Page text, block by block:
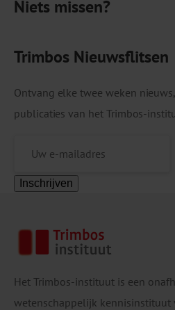
Niets missen?
Trimbos Nieuwsflitsen
Ontvang elke twee weken
publicaties van het Trimbos-
Inschrijven
informatie […]
Het Trimbos-instituut is een
wetenschappelijk kennisinstituut